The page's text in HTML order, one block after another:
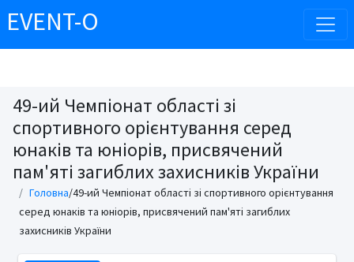
EVENT-O
49-ий Чемпіонат області зі
спортивного орієнтування серед
юнаків та юніорів, присвячений
пам'яті загиблих захисників України
Головна/49-ий Чемпіонат області зі спортивного орієнтування
серед юнаків та юніорів, присвячений пам'яті загиблих
захисників України